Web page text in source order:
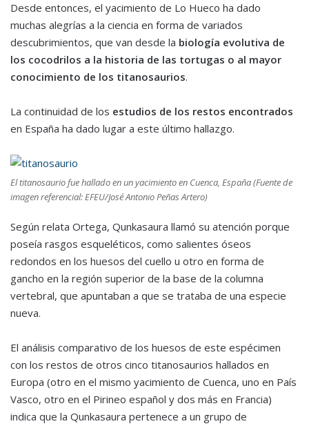
Desde entonces, el yacimiento de Lo Hueco ha dado
muchas alegrías a la ciencia en forma de variados
descubrimientos, que van desde la biología evolutiva de
los cocodrilos a la historia de las tortugas o al mayor
conocimiento de los titanosaurios.
La continuidad de los estudios de los restos encontrados
en España ha dado lugar a este último hallazgo.
El titanosaurio fue hallado en un yacimiento en Cuenca, España (Fuente de
imagen referencial: EFEU/José Antonio Peñas Artero)
Según relata Ortega, Qunkasaura llamó su atención porque
poseía rasgos esqueléticos, como salientes óseos
redondos en los huesos del cuello u otro en forma de
gancho en la región superior de la base de la columna
vertebral, que apuntaban a que se trataba de una especie
nueva.
El análisis comparativo de los huesos de este espécimen
con los restos de otros cinco titanosaurios hallados en
Europa (otro en el mismo yacimiento de Cuenca, uno en País
Vasco, otro en el Pirineo español y dos más en Francia)
indica que la Qunkasaura pertenece a un grupo de